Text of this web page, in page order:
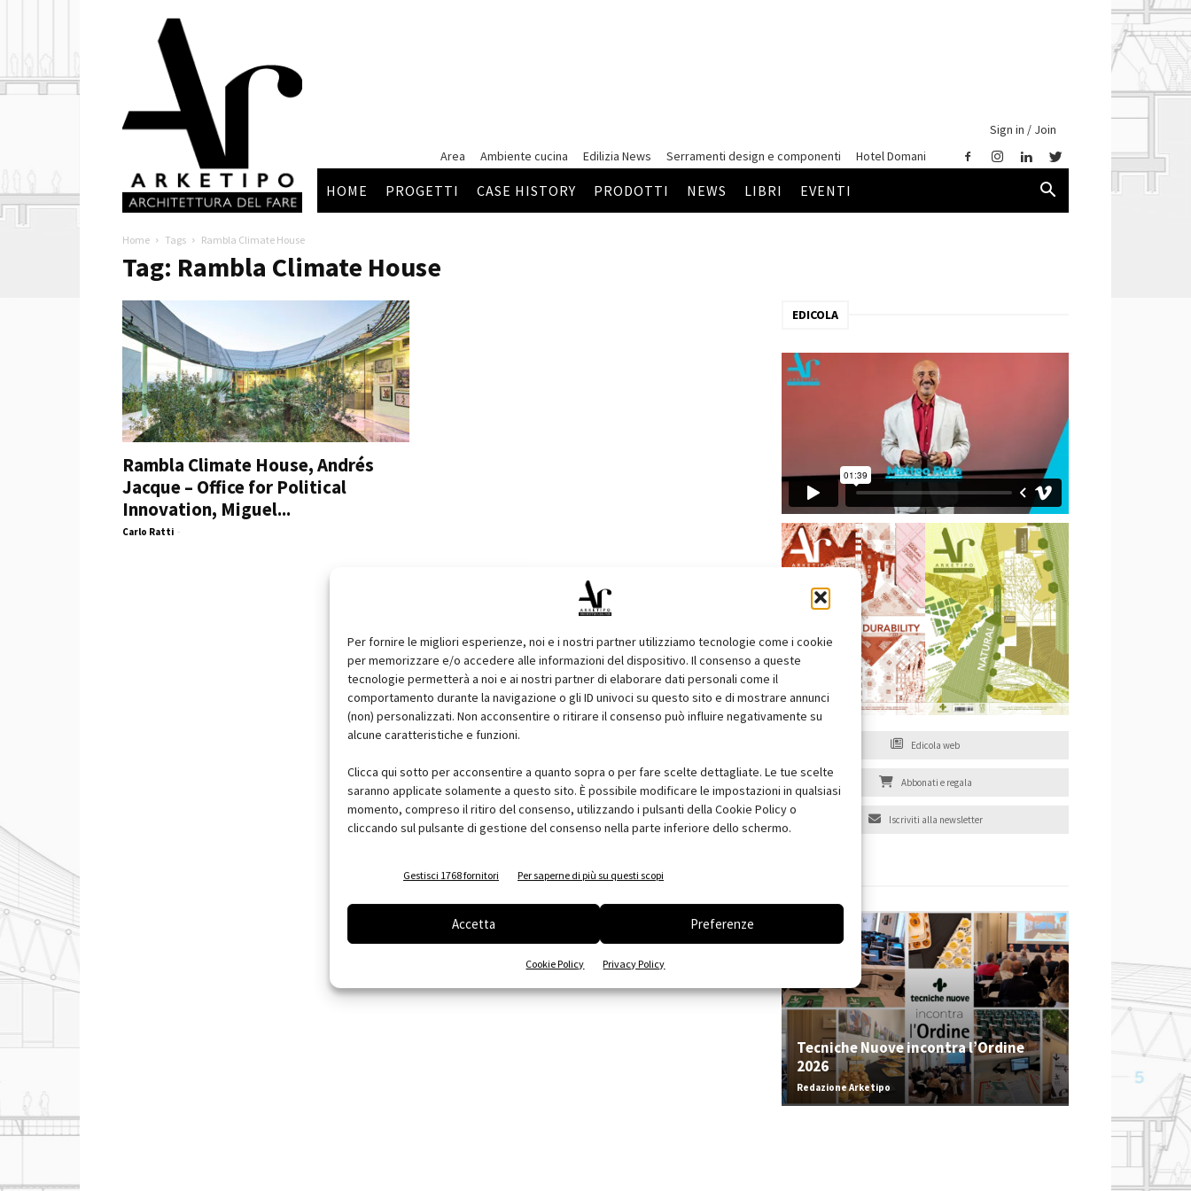
Per fornire le migliori esperienze, noi e i nostri partner utilizziamo tecnologie come i cookie
per memorizzare e/o accedere alle informazioni del dispositivo. Il consenso a queste
tecnologie permetterà a noi e ai nostri partner di elaborare dati personali come il
comportamento durante la navigazione o gli ID univoci su questo sito e di mostrare annunci
(non) personalizzati. Non acconsentire o ritirare il consenso può influire negativamente su
alcune caratteristiche e funzioni.
Clicca qui sotto per acconsentire a quanto sopra o per fare scelte dettagliate. Le tue scelte
saranno applicate solamente a questo sito. È possibile modificare le impostazioni in qualsiasi
momento, compreso il ritiro del consenso, utilizzando i pulsanti della Cookie Policy o
cliccando sul pulsante di gestione del consenso nella parte inferiore dello schermo.
Gestisci 1768 fornitori Per saperne di più su questi scopi
Accetta Preferenze
Cookie Policy Privacy Policy
Arketipo
Sign in / Join
Area
Ambiente cucina Edilizia News Serramenti design e componenti Hotel Domani
HOME PROGETTI CASE HISTORY PRODOTTI NEWS LIBRI EVENTI
Home Tags Rambla Climate House
Tag: Rambla Climate House
Rambla Climate House, Andrés
Jacque – Office for Political
Innovation, Miguel...
Carlo Ratti -
EDICOLA
Edicola web
Abbonati e regala
Iscriviti alla newsletter
Tecniche Nuove incontra l’Ordine
2026
Redazione Arketipo